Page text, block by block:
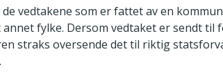
vedtakene som er fattet av en
fylke. Dersom vedtaket er sendt til
straks oversende det til riktig